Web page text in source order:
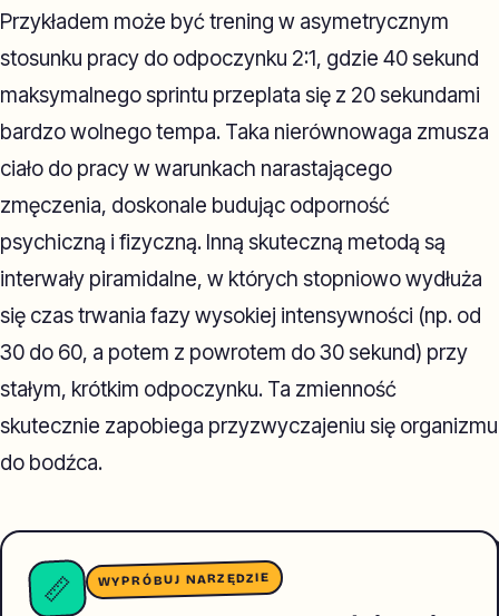
Przykładem może być trening w asymetrycznym
stosunku pracy do odpoczynku 2:1, gdzie 40 sekund
maksymalnego sprintu przeplata się z 20 sekundami
bardzo wolnego tempa. Taka nierównowaga zmusza
ciało do pracy w warunkach narastającego
zmęczenia, doskonale budując odporność
psychiczną i fizyczną. Inną skuteczną metodą są
interwały piramidalne, w których stopniowo wydłuża
się czas trwania fazy wysokiej intensywności (np. od
30 do 60, a potem z powrotem do 30 sekund) przy
stałym, krótkim odpoczynku. Ta zmienność
skutecznie zapobiega przyzwyczajeniu się organizmu
do bodźca.
📏 WYPRÓBUJ NARZĘDZIE